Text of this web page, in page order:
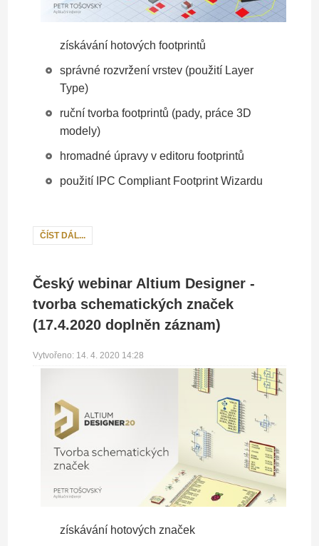
získávání hotových footprintů
správné rozvržení vrstev (použití Layer
Type)
ruční tvorba footprintů (pady, práce 3D
modely)
hromadné úpravy v editoru footprintů
použití IPC Compliant Footprint Wizardu
ČÍST DÁL...
Český webinar Altium Designer -
tvorba schematických značek
(17.4.2020 doplněn záznam)
Vytvořeno: 14. 4. 2020 14:28
získávání hotových značek